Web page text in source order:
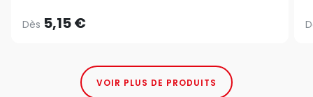
Dès 5,15 €
VOIR PLUS DE PRODUITS